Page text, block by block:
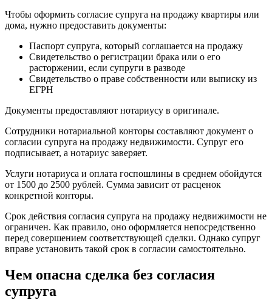
Чтобы оформить согласие супруга на продажу квартиры или
дома, нужно предоставить документы:
Паспорт супруга, который соглашается на продажу
Свидетельство о регистрации брака или о его
расторжении, если супруги в разводе
Свидетельство о праве собственности или выписку из
ЕГРН
Документы предоставляют нотариусу в оригинале.
Сотрудники нотариальной конторы составляют документ о
согласии супруга на продажу недвижимости. Супруг его
подписывает, а нотариус заверяет.
Услуги нотариуса и оплата госпошлины в среднем обойдутся
от 1500 до 2500 рублей. Сумма зависит от расценок
конкретной конторы.
Срок действия согласия супруга на продажу недвижимости не
ограничен. Как правило, оно оформляется непосредственно
перед совершением соответствующей сделки. Однако супруг
вправе установить такой срок в согласии самостоятельно.
Чем опасна сделка без согласия
супруга